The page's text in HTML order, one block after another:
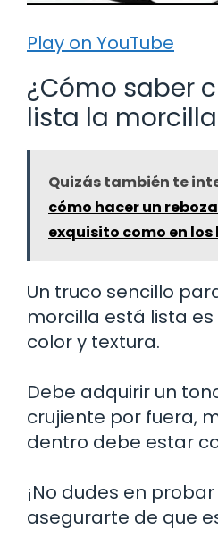
Play on YouTube
¿Cómo saber
lista la
Quizás también te
cómo hacer un
exquisito como en los
Un truco sencillo
morcilla está lista
color y textura.
Debe adquirir un
crujiente por fuera,
dentro debe estar
¡No dudes en
asegurarte de que